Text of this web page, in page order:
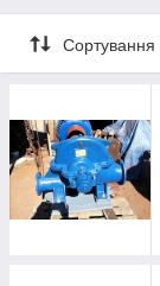
Сортування